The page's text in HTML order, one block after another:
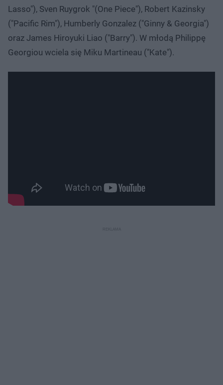
Lasso"), Sven Ruygrok "(One Piece"), Robert Kazinsky
("Pacific Rim"), Humberly Gonzalez ("Ginny & Georgia")
oraz James Hiroyuki Liao ("Barry"). W młodą Philippę
Georgiou wciela się Miku Martineau ("Kate").